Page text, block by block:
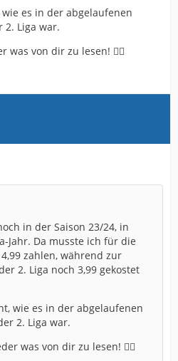
es in der abgelaufenen
2. Liga war.
von dir zu lesen! 👍🏻
in der Saison 23/24, in
Jahr. Da musste ich für die
zahlen, während zur
2. Liga noch 3,99 gekostet
wie es in der abgelaufenen
2. Liga war.
was von dir zu lesen! 👍🏻